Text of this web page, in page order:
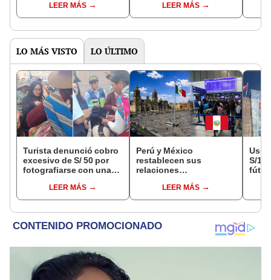
LEER MÁS
automáticoLEER MÁS
LO MÁS VISTO LO ÚLTIMO
Turista denunció cobro
excesivo de S/ 50 por
fotografiarse con una
Serenazgo recuperó el
dinero
LEER MÁS
Perú y México
restablecen sus
relaciones
anulan los visados?
LEER MÁS
S/